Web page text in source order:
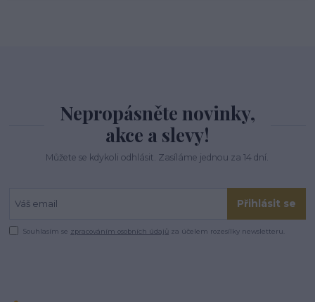
Nepropásněte novinky,
akce a slevy!
Můžete se kdykoli odhlásit. Zasíláme jednou za 14 dní.
Přihlásit se
Souhlasím se zpracováním osobních údajů za účelem rozesílky newsletteru.